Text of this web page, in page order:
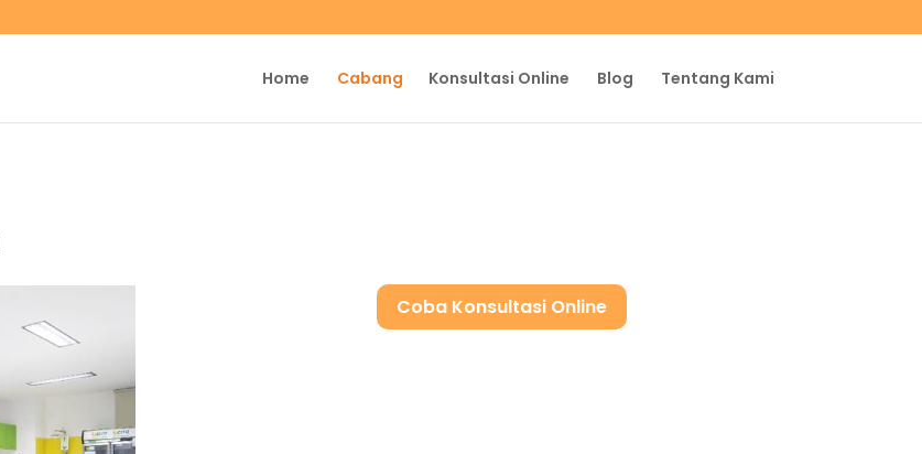
Home Cabang Konsultasi Online Blog Tentang Kami
Coba Konsultasi Online